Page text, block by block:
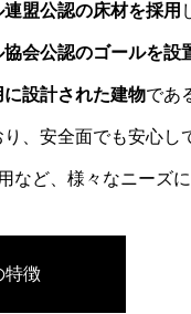
盟公認の床材を採用
会公認のゴールを設
設計された建物であ
、安全面でも安心し
ど、様々なニーズに
特徴